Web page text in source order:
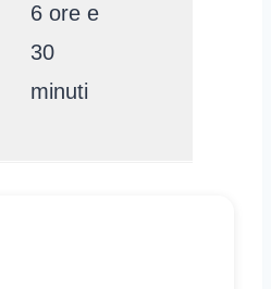
6 ore e
30
minuti